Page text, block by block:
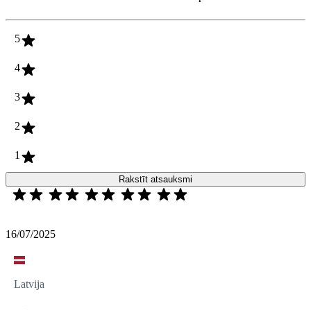
5
4
3
2
1
Rakstīt atsauksmi
16/07/2025
Latvija